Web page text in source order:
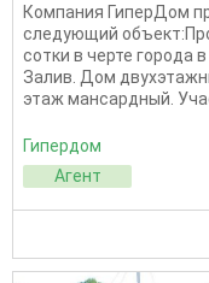
Компания ГиперДом
следующий
сотки в черте города
Залив. Дом
этаж мансардный.
Гипердом
Агент